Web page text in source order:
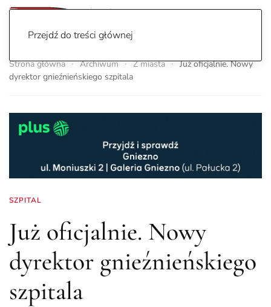
Przejdź do treści głównej
Strona główna Archiwum Z miasta
Już oficjalnie. Nowy
dyrektor gnieźnieńskiego szpitala
SZPITAL
Już oficjalnie. Nowy
dyrektor gnieźnieńskiego
szpitala